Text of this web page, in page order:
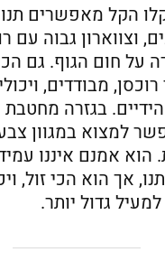
הקל מאפשרים
וצווארון גבוה עם
על חום הגוף. גם
רוכסן, מבודדים,
בגזרה
למצוא במגוון
הוא אמנם איננו
אך הוא הכי זול,
גדול יותר.